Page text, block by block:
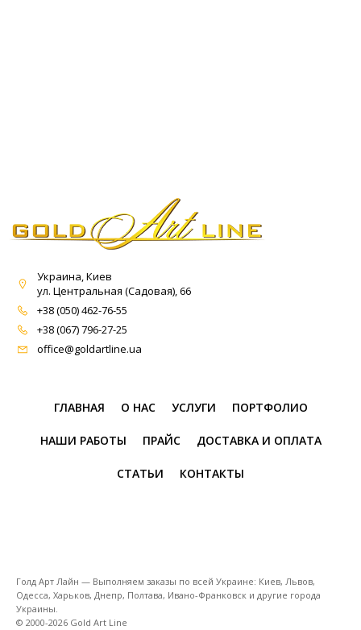
Украина, Киев
ул. Центральная (Садовая), 66
+38 (050) 462-76-55
+38 (067) 796-27-25
office@goldartline.ua
ГЛАВНАЯ О НАС УСЛУГИ ПОРТФОЛИО
НАШИ РАБОТЫ ПРАЙС ДОСТАВКА И ОПЛАТА
СТАТЬИ КОНТАКТЫ
Голд Арт Лайн — Выполняем заказы по всей Украине: Киев, Львов,
Одесса, Харьков, Днепр, Полтава, Ивано-Франковск и другие города
Украины.
© 2000-2026 Gold Art Line